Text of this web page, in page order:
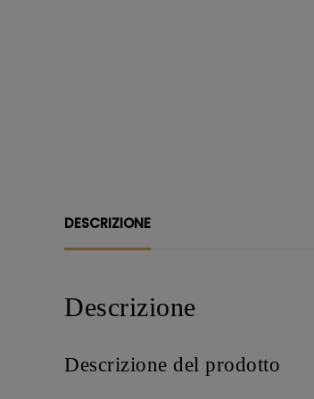
DESCRIZIONE
Descrizione
Descrizione del prodotto